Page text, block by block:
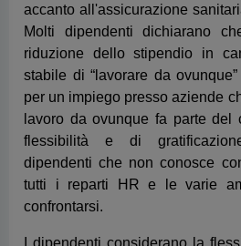
dipendenti che non conosce
tutti i reparti HR e le varie
confrontarsi.
I dipendenti considerano la
ovunque” tra i vantaggi più
concessioni fondamentali
sanitaria e i bonus.
Il 56% dei dipendenti indica
uno dei benefit più
scegliere tra i tre principali